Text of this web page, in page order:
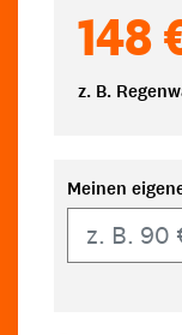
148
z. B.
Meinen